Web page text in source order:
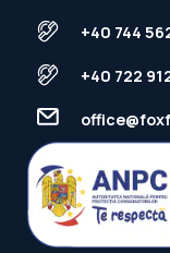
+40 744
+40 722